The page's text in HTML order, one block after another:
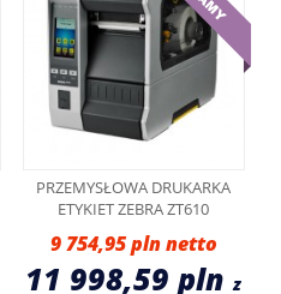
PRZEMYSŁOWA DRUKARKA
ETYKIET ZEBRA ZT610
9 754,95 pln
11 998,59 plnz